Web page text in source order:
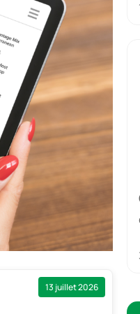
13 juillet 2026